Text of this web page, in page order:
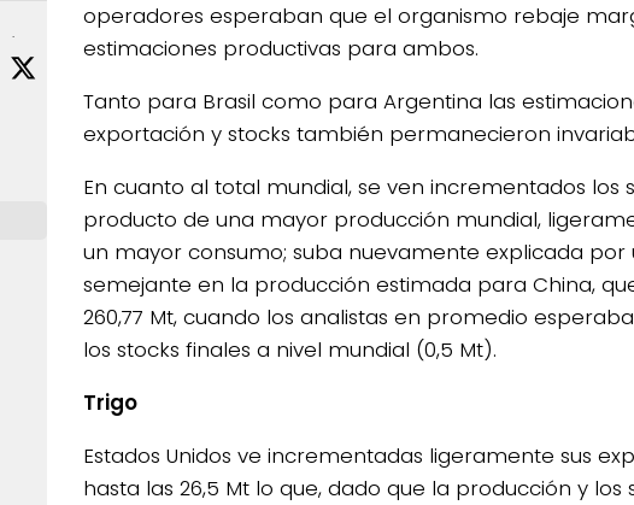
operadores esperaban que el organismo rebaje
estimaciones productivas para ambos.
Tanto para Brasil como para Argentina las
exportación y stocks también permanecieron
En cuanto al total mundial, se ven incrementados los
producto de una mayor producción mundial,
un mayor consumo; suba nuevamente explicada
semejante en la producción estimada para China,
260,77 Mt, cuando los analistas en promedio
los stocks finales a nivel mundial (0,5 Mt).
Trigo
Estados Unidos ve incrementadas ligeramente sus
hasta las 26,5 Mt lo que, dado que la producción y los
·